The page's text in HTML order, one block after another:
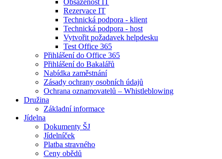
Obsazenost IT
Rezervace IT
Technická podpora - klient
Technická podpora - host
Vytvořit požadavek helpdesku
Test Office 365
Přihlášení do Office 365
Přihlášení do Bakalářů
Nabídka zaměstnání
Zásady ochrany osobních údajů
Ochrana oznamovatelů – Whistleblowing
Družina
Základní informace
Jídelna
Dokumenty ŠJ
Jídelníček
Platba stravného
Ceny obědů